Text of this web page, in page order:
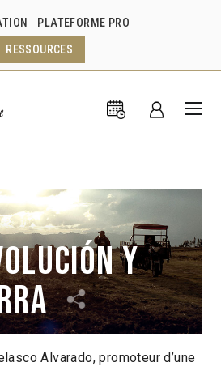
PLATEFORME PRO
RESSOURCES
y
Secco Pérou
2019
Alvarado, promoteur d’une